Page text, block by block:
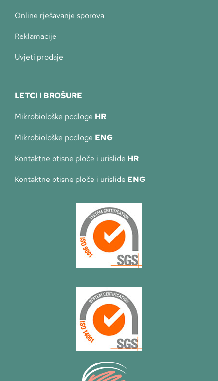
Online rješavanje sporova
Reklamacije
Uvjeti prodaje
LETCI I BROŠURE
Mikrobiološke podloge HR
Mikrobiološke podloge ENG
Kontaktne otisne ploče i urislide HR
Kontaktne otisne ploče i urislide ENG